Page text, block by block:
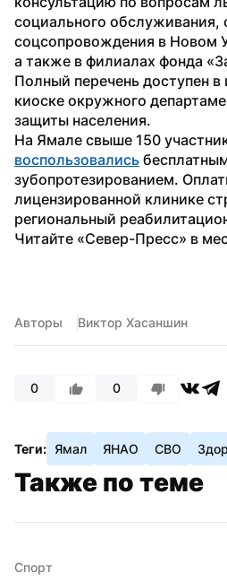
социального обслуживания,
соцсопровождения в Новом
а также в филиалах фонда
Полный перечень доступен
киоске окружного
защиты населения.
воспользовались
зубопротезированием.
лицензированной клинике
региональный
Читайте «Север-Пресс» в
Авторы Виктор Хасаншин
0 0
Теги: Ямал ЯНАО СВО
Также по теме
Спорт